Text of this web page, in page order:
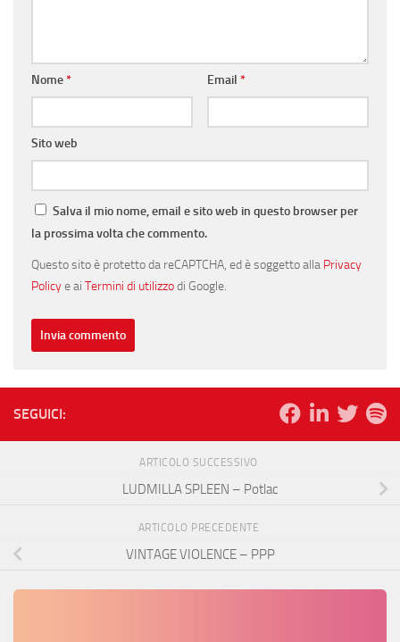
Nome* Email *
Sito web
Salva il mio nome, email e sito web in questo browser per
la prossima volta che commento.
Questo sito è protetto da reCAPTCHA, ed è soggetto alla Privacy
Policye ai Termini di utilizzodi Google.
SEGUICI:
ARTICOLO SUCCESSIVO
LUDMILLA SPLEEN – Potlac
ARTICOLO PRECEDENTE
VINTAGE VIOLENCE – PPP